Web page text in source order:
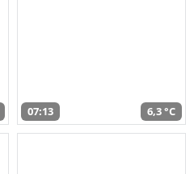
07:13 6,3 °C